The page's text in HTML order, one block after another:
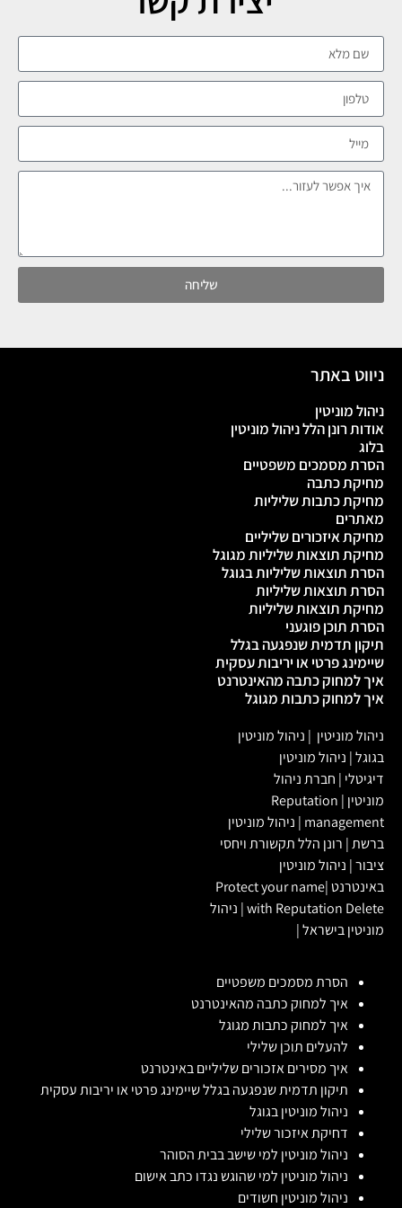
שליחה
ניווט באתר
ניהול מוניטין
אודות רונן הלל ניהול מוניטין
בלוג
הסרת מסמכים משפטיים
מחיקת כתבה
מחיקת כתבות שליליות
מאתרים
מחיקת איזכורים שליליים
מחיקת תוצאות שליליות מגוגל
הסרת תוצאות שליליות בגוגל
הסרת תוצאות שליליות
מחיקת תוצאות שליליות
הסרת תוכן פוגעני
תיקון תדמית שנפגעה בגלל
שיימינג פרטי או יריבות עסקית
איך למחוק כתבה מהאינטרנט
איך למחוק כתבות מגוגל
ניהול מוניטין | ניהול מוניטין
בגוגל| ניהול מוניטין
דיגיטלי | חברת ניהול
מוניטין |
Reputation
management
| ניהול מוניטין
ברשת| רונן הלל תקשורת ויחסי
ציבור| ניהול מוניטין
באינטרנט|
Protect your name
with Reputation Delete
| ניהול
מוניטין בישראל|
הסרת מסמכים משפטיים
איך למחוק כתבה מהאינטרנט
איך למחוק כתבות מגוגל
להעלים תוכן שלילי
איך מסירים אזכורים שליליים באינטרנט
תיקון תדמית שנפגעה בגלל שיימינג פרטי או יריבות עסקית
ניהול מוניטין בגוגל
דחיקת איזכור שלילי
ניהול מוניטין למי שישב בבית הסוהר
ניהול מוניטין למי שהוגש נגדו כתב אישום
ניהול מוניטין חשודים